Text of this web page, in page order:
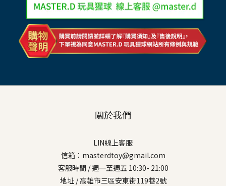
關於我們
LIN線上客服
信箱：masterdtoy@gmail.com
客服時間 / 週一至週五 10:30- 21:00
地址 / 高雄市三區安東街119巷2號